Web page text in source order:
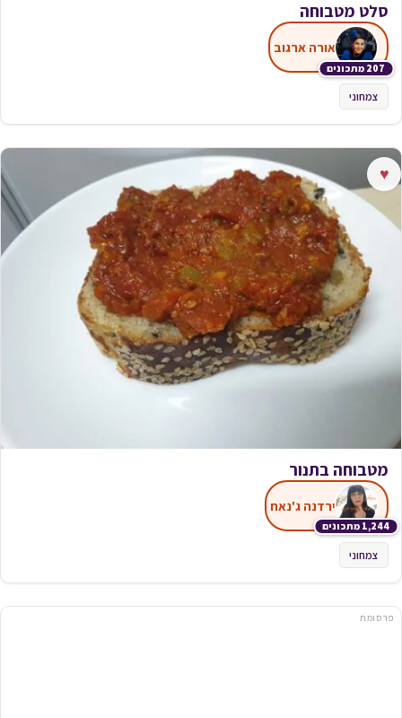
סלט מטבוחה
207 מתכונים
אורה ארגוב
צמחוני
♥
מטבוחה בתנור
1,244 מתכונים
ירדנה ג'נאח
צמחוני
פרסומת